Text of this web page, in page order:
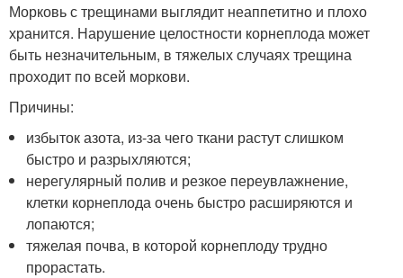
Морковь с трещинами выглядит неаппетитно и плохо
хранится. Нарушение целостности корнеплода может
быть незначительным, в тяжелых случаях трещина
проходит по всей моркови.
Причины:
избыток азота, из-за чего ткани растут слишком
быстро и разрыхляются;
нерегулярный полив и резкое переувлажнение,
клетки корнеплода очень быстро расширяются и
лопаются;
тяжелая почва, в которой корнеплоду трудно
прорастать.